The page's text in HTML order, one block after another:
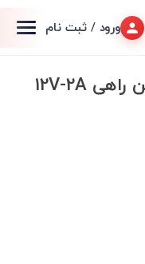
ورود / ثبت نام